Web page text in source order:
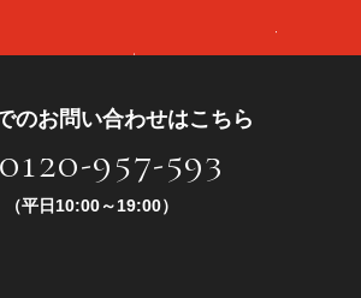
のお問い合わせはこちら
0120-957-593
（平日10:00～19:00）